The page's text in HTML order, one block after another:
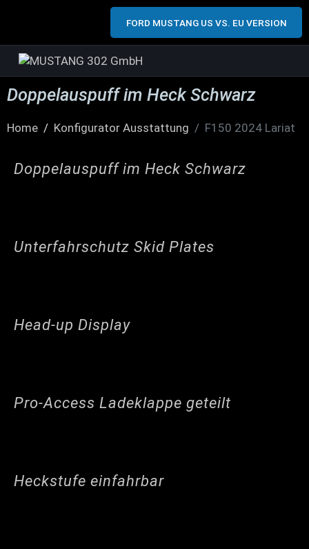
FORD MUSTANG US VS. EU VERSION
Doppelauspuff im Heck Schwarz
Home Konfigurator Ausstattung F150 2024 Lariat
Doppelauspuff im Heck Schwarz
Unterfahrschutz Skid Plates
Head-up Display
Pro-Access Ladeklappe geteilt
Heckstufe einfahrbar